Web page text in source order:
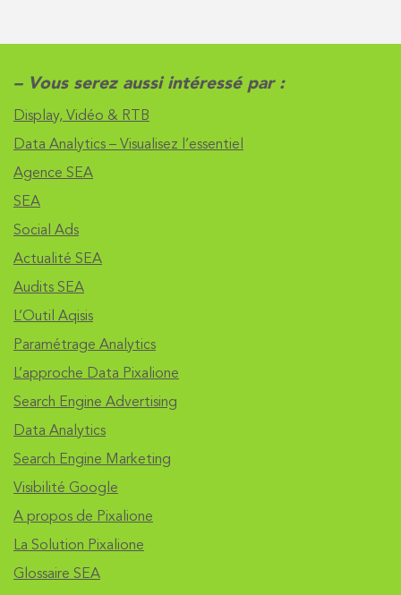
– Vous serez aussi intéressé par :
Display, Vidéo & RTB
Data Analytics – Visualisez l’essentiel
Agence SEA
SEA
Social Ads
Actualité SEA
Audits SEA
L’Outil Aqisis
Paramétrage Analytics
L’approche Data Pixalione
Search Engine Advertising
Data Analytics
Search Engine Marketing
Visibilité Google
A propos de Pixalione
La Solution Pixalione
Glossaire SEA